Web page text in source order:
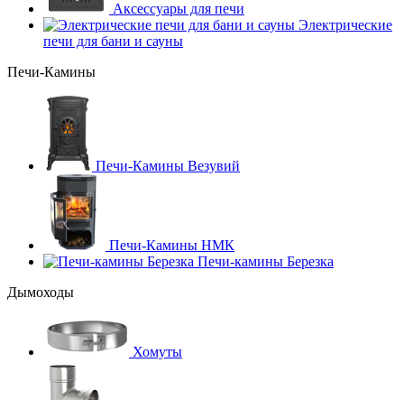
Аксессуары для печи
Электрические
печи для бани и сауны
Печи-Камины
Печи-Камины Везувий
Печи-Камины НМК
Печи-камины Березка
Дымоходы
Хомуты